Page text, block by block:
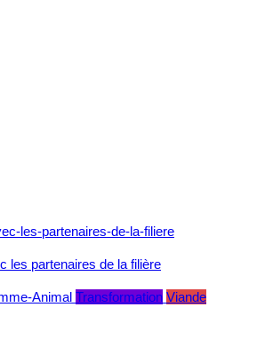
les partenaires de la filière
Animal Transformation Viande